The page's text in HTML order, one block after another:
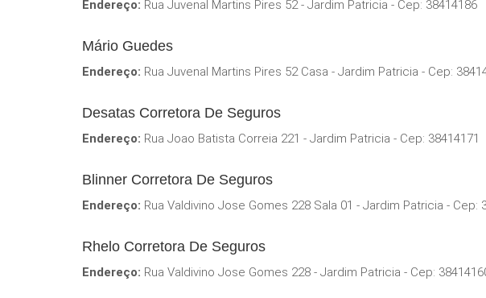
Endereço: Rua Juvenal Martins Pires 52 - Jardim Patricia - Cep: 38414186
Mário Guedes
Endereço: Rua Juvenal Martins Pires 52 Casa - Jardim Patricia - Cep:
Desatas Corretora De Seguros
Endereço: Rua Joao Batista Correia 221 - Jardim Patricia - Cep: 38414171
Blinner Corretora De Seguros
Endereço: Rua Valdivino Jose Gomes 228 Sala 01 - Jardim Patricia - Cep:
Rhelo Corretora De Seguros
Endereço: Rua Valdivino Jose Gomes 228 - Jardim Patricia - Cep: